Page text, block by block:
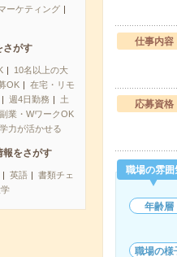
ーケティング
さがす
10名以上の大
OK
在宅・リモ
週4日勤務
土
副業・WワークOK
力が活かせる
報をさがす
英語
書類チェ
仕事内容
応募資格
職場の雰囲
年齢層
職場の様